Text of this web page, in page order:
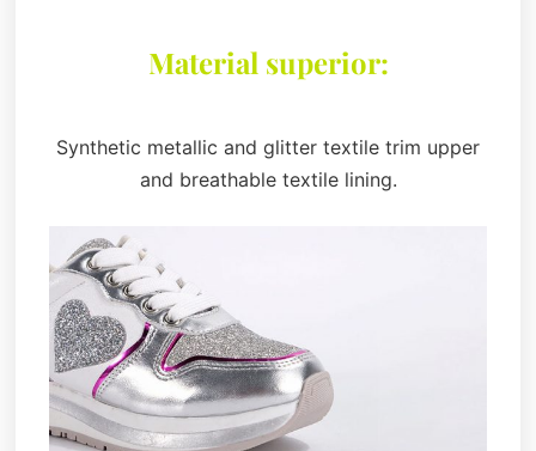
Material superior:
Synthetic metallic and glitter textile trim upper
and breathable textile lining.